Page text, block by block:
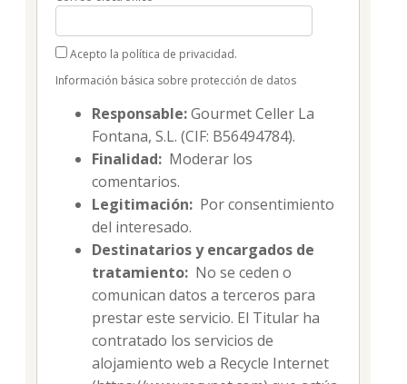
Acepto la política de privacidad.
Información básica sobre protección de datos
Responsable:Gourmet Celler La
Fontana, S.L. (CIF: B56494784).
Finalidad: Moderar los
comentarios.
Legitimación: Por consentimiento
del interesado.
Destinatarios y encargados de
tratamiento: No se ceden o
comunican datos a terceros para
prestar este servicio. El Titular ha
contratado los servicios de
alojamiento web a Recycle Internet